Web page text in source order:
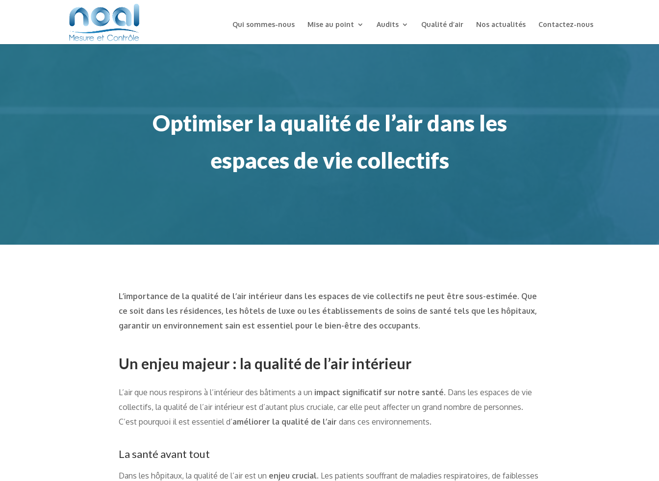
Qui sommes-nous Mise au point Audits Qualité d’air Nos actualités Contactez-nous
Optimiser la qualité de l’air dans les
espaces de vie collectifs
L’importance de la qualité de l’air intérieur dans les espaces de vie collectifs ne peut être sous-estimée. Que
ce soit dans les résidences, les hôtels de luxe ou les établissements de soins de santé tels que les hôpitaux,
garantir un environnement sain est essentiel pour le bien-être des occupants.
Un enjeu majeur : la qualité de l’air intérieur
L’air que nous respirons à l’intérieur des bâtiments a un impact significatif sur notre santé. Dans les espaces de vie
collectifs, la qualité de l’air intérieur est d’autant plus cruciale, car elle peut affecter un grand nombre de personnes.
C’est pourquoi il est essentiel d’améliorer la qualité de l’air dans ces environnements.
La santé avant tout
Dans les hôpitaux, la qualité de l’air est un enjeu crucial. Les patients souffrant de maladies respiratoires, de faiblesses